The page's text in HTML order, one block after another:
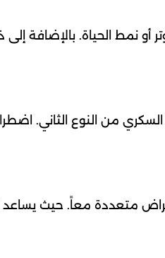
أو نمط الحياة. بالإضافة
من النوع الثاني.
متعددة معاً. حيث